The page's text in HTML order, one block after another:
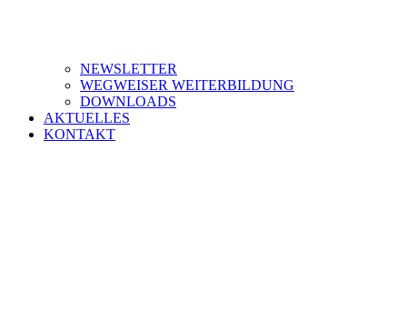
NEWSLETTER
WEGWEISER WEITERBILDUNG
DOWNLOADS
AKTUELLES
KONTAKT